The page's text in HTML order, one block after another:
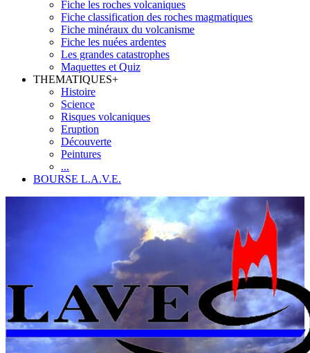
Fiche les roches volcaniques
Fiche classification des roches magmatiques
Fiche minéraux du volcanisme
Fiche les nuées ardentes
Les grandes catastrophes
Maquettes et Quiz
THEMATIQUES+
Histoire
Science
Risques volcaniques
Eruption
Découverte
Peintures
...
BOURSE L.A.V.E.